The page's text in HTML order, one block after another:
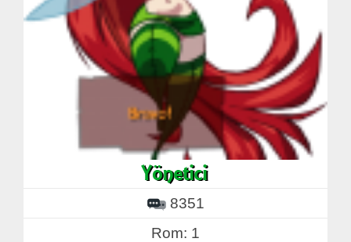
8351
Rom: 1